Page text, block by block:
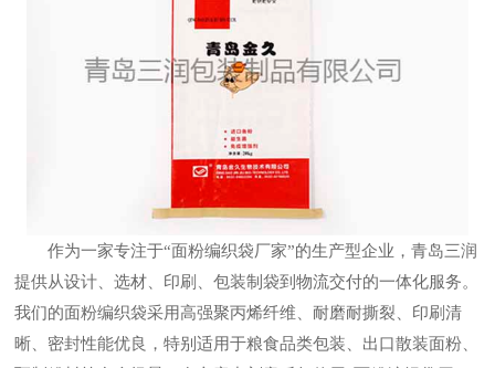
作为一家专注于“面粉编织袋厂家”的生产型企业，青岛三润
提供从设计、选材、印刷、包装制袋到物流交付的一体化服务。
我们的面粉编织袋采用高强聚丙烯纤维、耐磨耐撕裂、印刷清
晰、密封性能优良，特别适用于粮食品类包装、出口散装面粉、